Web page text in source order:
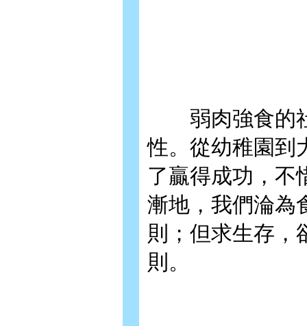
弱肉強食的社
性。從幼稚園到
了贏得成功，不
漸地，我們淪為
則；但求生存，
則。